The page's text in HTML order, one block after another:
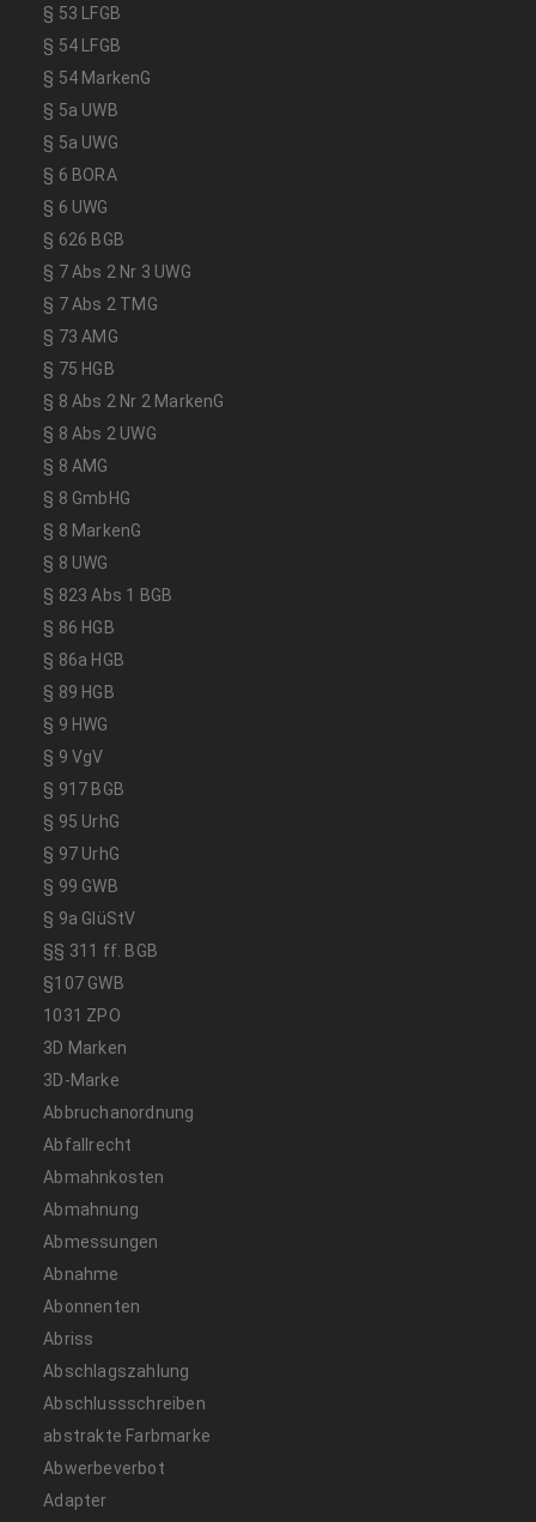
§ 53 LFGB
§ 54 LFGB
§ 54 MarkenG
§ 5a UWB
§ 5a UWG
§ 6 BORA
§ 6 UWG
§ 626 BGB
§ 7 Abs 2 Nr 3 UWG
§ 7 Abs 2 TMG
§ 73 AMG
§ 75 HGB
§ 8 Abs 2 Nr 2 MarkenG
§ 8 Abs 2 UWG
§ 8 AMG
§ 8 GmbHG
§ 8 MarkenG
§ 8 UWG
§ 823 Abs 1 BGB
§ 86 HGB
§ 86a HGB
§ 89 HGB
§ 9 HWG
§ 9 VgV
§ 917 BGB
§ 95 UrhG
§ 97 UrhG
§ 99 GWB
§ 9a GlüStV
§§ 311 ff. BGB
§107 GWB
1031 ZPO
3D Marken
3D-Marke
Abbruchanordnung
Abfallrecht
Abmahnkosten
Abmahnung
Abmessungen
Abnahme
Abonnenten
Abriss
Abschlagszahlung
Abschlussschreiben
abstrakte Farbmarke
Abwerbeverbot
Adapter